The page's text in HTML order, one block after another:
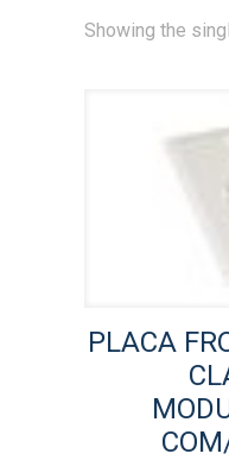
Showing the
PLACA